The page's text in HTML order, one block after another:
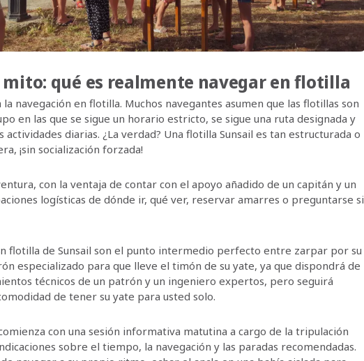
qué es realmente navegar en flotilla
navegación en flotilla. Muchos navegantes asumen que las flotillas son
en las que se sigue un horario estricto, se sigue una ruta designada y
diarias. ¿La verdad? Una flotilla Sunsail es tan estructurada o
¡sin socialización forzada!
con la ventaja de contar con el apoyo añadido de un capitán y un
logísticas de dónde ir, qué ver, reservar amarres o preguntarse si
flotilla de Sunsail son el punto intermedio perfecto entre zarpar por su
especializado para que lleve el timón de su yate, ya que dispondrá de
técnicos de un patrón y un ingeniero expertos, pero seguirá
de tener su yate para usted solo.
con una sesión informativa matutina a cargo de la tripulación
sobre el tiempo, la navegación y las paradas recomendadas.